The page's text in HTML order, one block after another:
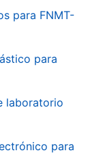
para FNMT-
para
laboratorio
para